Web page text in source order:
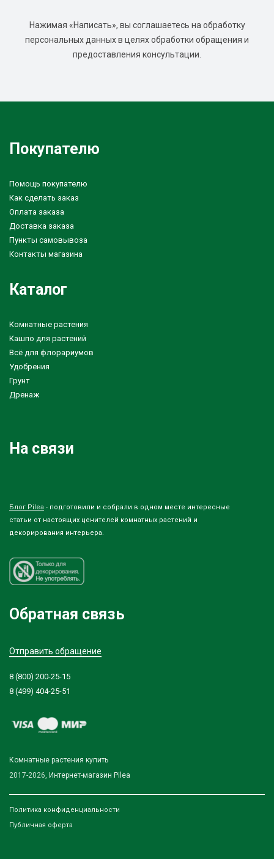
Нажимая «Написать», вы соглашаетесь на обработку
персональных данных в целях обработки обращения и
предоставления консультации.
Покупателю
Помощь покупателю
Как сделать заказ
Оплата заказа
Доставка заказа
Пункты самовывоза
Контакты магазина
Каталог
Комнатные растения
Кашпо для растений
Всё для флорариумов
Удобрения
Грунт
Дренаж
На связи
Блог Pilea - подготовили и собрали в одном месте интересные
статьи от настоящих ценителей комнатных растений и
декорирования интерьера.
Обратная связь
Отправить обращение
8 (800) 200-25-15
8 (499) 404-25-51
Комнатные растения купить
2017-2026, Интернет-магазин Pilea
Политика конфиденциальности
Публичная оферта